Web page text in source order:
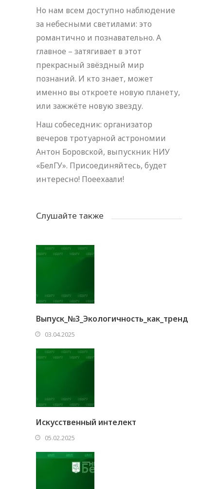
Но нам всем доступно наблюдение
за небесными светилами: это
романтично и познавательно. А
главное – затягивает в этот
прекрасный звёздный мир
познаний. И кто знает, может
именно вы откроете новую планету,
или зажжёте новую звезду.
Наш собеседник: организатор
вечеров тротуарной астрономии
Антон Боровской, выпускник НИУ
«БелГУ». Присоединяйтесь, будет
интересно! Поеехаали!
Слушайте также
Выпуск_№3_Экологичность_как_тренд
03.04.2025
Искусственный интелект
05.02.2025